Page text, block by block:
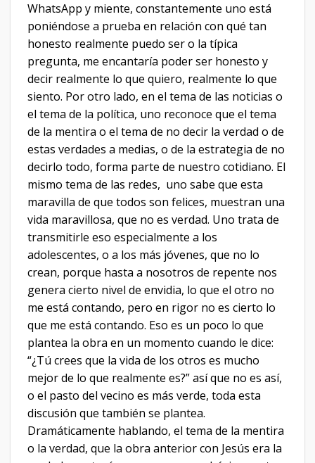
WhatsApp y miente, constantemente uno está
poniéndose a prueba en relación con qué tan
honesto realmente puedo ser o la típica
pregunta, me encantaría poder ser honesto y
decir realmente lo que quiero, realmente lo que
siento. Por otro lado, en el tema de las noticias o
el tema de la política, uno reconoce que el tema
de la mentira o el tema de no decir la verdad o de
estas verdades a medias, o de la estrategia de no
decirlo todo, forma parte de nuestro cotidiano. El
mismo tema de las redes, uno sabe que esta
maravilla de que todos son felices, muestran una
vida maravillosa, que no es verdad. Uno trata de
transmitirle eso especialmente a los
adolescentes, o a los más jóvenes, que no lo
crean, porque hasta a nosotros de repente nos
genera cierto nivel de envidia, lo que el otro no
me está contando, pero en rigor no es cierto lo
que me está contando. Eso es un poco lo que
plantea la obra en un momento cuando le dice:
“¿Tú crees que la vida de los otros es mucho
mejor de lo que realmente es?” así que no es así,
o el pasto del vecino es más verde, toda esta
discusión que también se plantea.
Dramáticamente hablando, el tema de la mentira
o la verdad, que la obra anterior con Jesús era la